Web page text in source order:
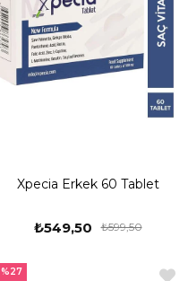
Xpecia Erkek 60 Tablet
₺549,50 ₺599,50
%27